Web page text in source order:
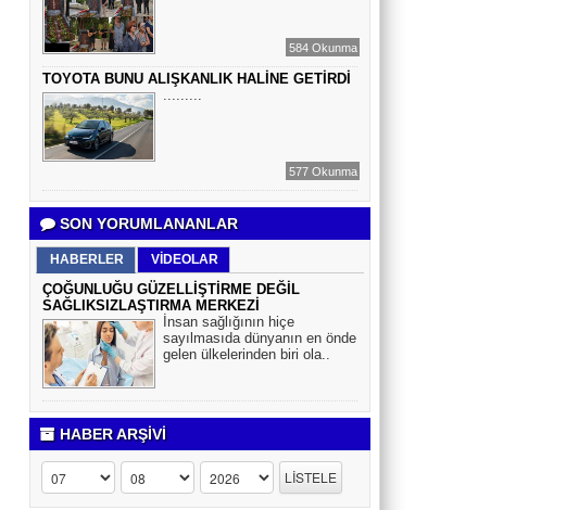
584 Okunma
TOYOTA BUNU ALIŞKANLIK HALİNE GETİRDİ
.........
577 Okunma
SON YORUMLANANLAR
HABERLER VİDEOLAR
ÇOĞUNLUĞU GÜZELLİŞTİRME DEĞİL
SAĞLIKSIZLAŞTIRMA MERKEZİ
İnsan sağlığının hiçe
sayılmasıda dünyanın en önde
gelen ülkelerinden biri ola..
HABER ARŞİVİ